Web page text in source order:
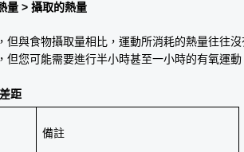
量 > 攝取的熱量
但與食物攝取量相比，運動所消耗的熱量往往
但您可能需要進行半小時甚至一小時的有氧運動
距
備註